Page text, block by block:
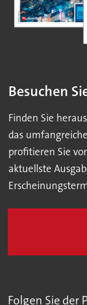
Besuchen
Finden Sie
das
profitieren Sie
aktuellste
Folgen Sie der